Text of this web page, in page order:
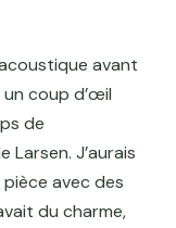
avant
coup d’œil
de
Larsen. J’aurais
avec des
du charme,